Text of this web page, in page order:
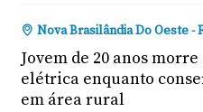
Nova Brasilândia Do Oeste -
Jovem de 20 anos
elétrica enquanto
em área rural